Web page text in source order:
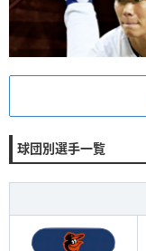
球団別選手一覧